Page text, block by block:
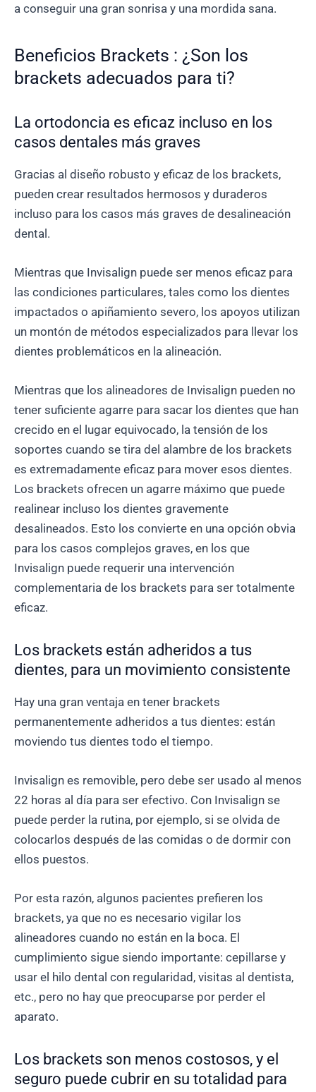
a conseguir una gran sonrisa y una mordida sana.
Beneficios Brackets : ¿Son los
brackets adecuados para ti?
La ortodoncia es eficaz incluso en los
casos dentales más graves
Gracias al diseño robusto y eficaz de los brackets,
pueden crear resultados hermosos y duraderos
incluso para los casos más graves de desalineación
dental.
Mientras que Invisalign puede ser menos eficaz para
las condiciones particulares, tales como los dientes
impactados o apiñamiento severo, los apoyos utilizan
un montón de métodos especializados para llevar los
dientes problemáticos en la alineación.
Mientras que los alineadores de Invisalign pueden no
tener suficiente agarre para sacar los dientes que han
crecido en el lugar equivocado, la tensión de los
soportes cuando se tira del alambre de los brackets
es extremadamente eficaz para mover esos dientes.
Los brackets ofrecen un agarre máximo que puede
realinear incluso los dientes gravemente
desalineados. Esto los convierte en una opción obvia
para los casos complejos graves, en los que
Invisalign puede requerir una intervención
complementaria de los brackets para ser totalmente
eficaz.
Los brackets están adheridos a tus
dientes, para un movimiento consistente
Hay una gran ventaja en tener brackets
permanentemente adheridos a tus dientes: están
moviendo tus dientes todo el tiempo.
Invisalign es removible, pero debe ser usado al menos
22 horas al día para ser efectivo. Con Invisalign se
puede perder la rutina, por ejemplo, si se olvida de
colocarlos después de las comidas o de dormir con
ellos puestos.
Por esta razón, algunos pacientes prefieren los
brackets, ya que no es necesario vigilar los
alineadores cuando no están en la boca. El
cumplimiento sigue siendo importante: cepillarse y
usar el hilo dental con regularidad, visitas al dentista,
etc., pero no hay que preocuparse por perder el
aparato.
Los brackets son menos costosos, y el
seguro puede cubrir en su totalidad para